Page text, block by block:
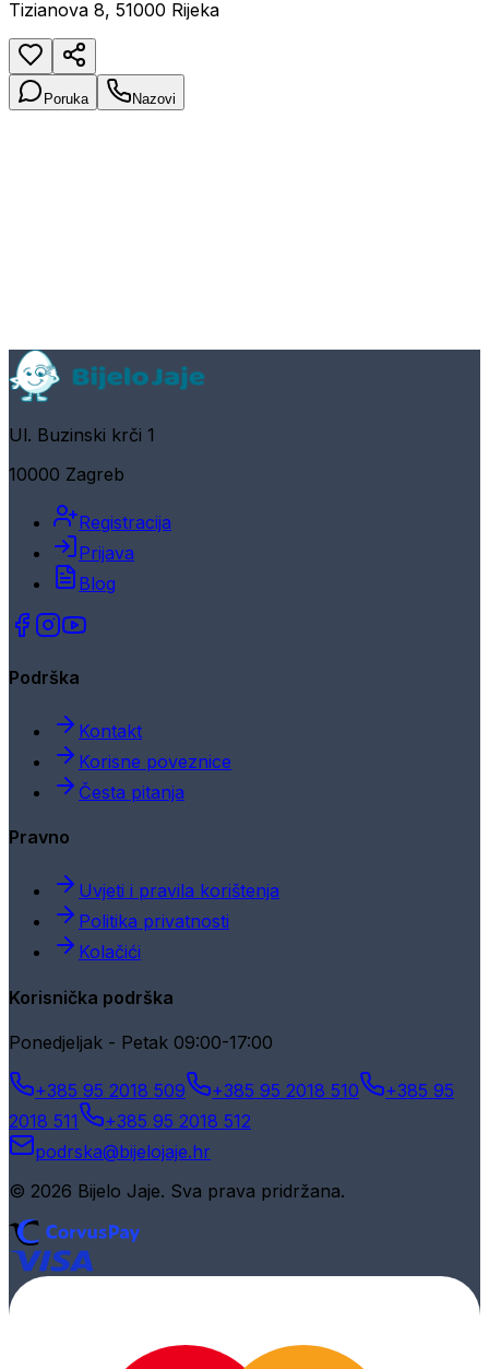
Tizianova 8, 51000 Rijeka
Poruka Nazovi
Ul. Buzinski krči 1
10000 Zagreb
Registracija
Prijava
Blog
Podrška
Kontakt
Korisne poveznice
Česta pitanja
Pravno
Uvjeti i pravila korištenja
Politika privatnosti
Kolačići
Korisnička podrška
Ponedjeljak - Petak 09:00-17:00
+385 95 2018 509 +385 95 2018 510
+385 95
2018 511
+385 95 2018 512
podrska@bijelojaje.hr
© 2026 Bijelo Jaje. Sva prava pridržana.